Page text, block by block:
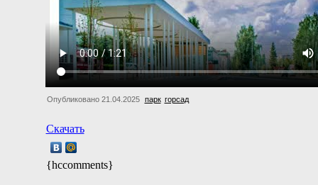
Опубликовано 21.04.2025 парк горсад
Скачать
{hccomments}